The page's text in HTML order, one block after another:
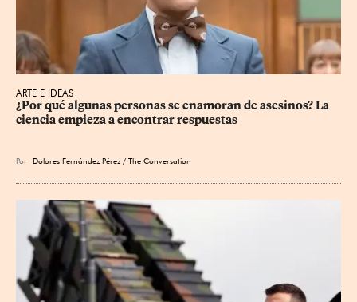
ARTE E IDEAS
¿Por qué algunas personas se enamoran de asesinos? La
ciencia empieza a encontrar respuestas
Por Dolores Fernández Pérez / The Conversation